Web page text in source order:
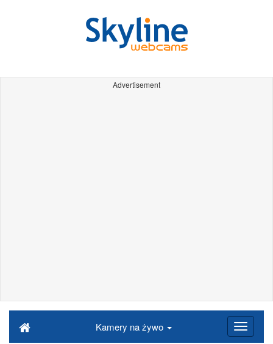
Advertisement
Kamery na żywo